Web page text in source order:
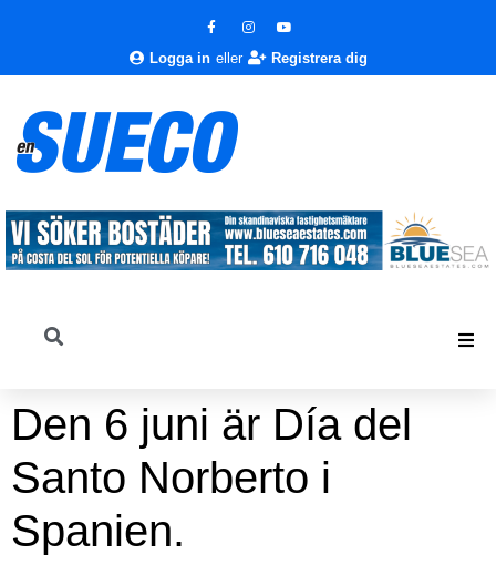
Logga in eller Registrera dig
Den 6 juni är Día del
Santo Norberto i
Spanien.